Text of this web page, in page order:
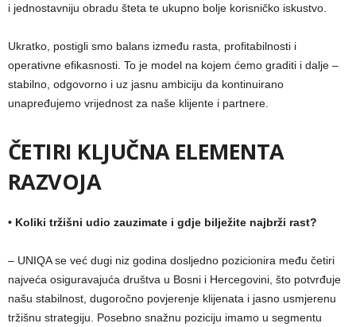
i jednostavniju obradu šteta te ukupno bolje korisničko iskustvo.
Ukratko, postigli smo balans između rasta, profitabilnosti i
operativne efikasnosti. To je model na kojem ćemo graditi i dalje –
stabilno, odgovorno i uz jasnu ambiciju da kontinuirano
unapređujemo vrijednost za naše klijente i partnere.
ČETIRI KLJUČNA ELEMENTA
RAZVOJA
• Koliki tržišni udio zauzimate i gdje bilježite najbrži rast?
– UNIQA se već dugi niz godina dosljedno pozicionira među četiri
najveća osiguravajuća društva u Bosni i Hercegovini, što potvrđuje
našu stabilnost, dugoročno povjerenje klijenata i jasno usmjerenu
tržišnu strategiju. Posebno snažnu poziciju imamo u segmentu